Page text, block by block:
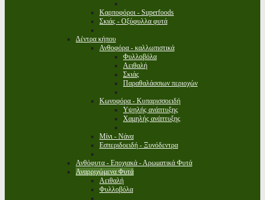
Καρποφόροι - Superfoods
Σκιάς - Οξύφυλλα φυτά
Δέντρα κήπου
Ανθοφόρα - καλλωπιστικά
Φυλλοβόλα
Αειθαλή
Σκιάς
Παραθαλάσσιων περιοχών
Κωνοφόρα - Κυπαρισσοειδή
Υψηλής ανάπτυξης
Χαμηλής ανάπτυξης
Μίνι - Νάνα
Εσπεριδοειδή - Ξυνόδεντρα
Ανθόφυτα - Εποχιακά - Αρωματικά Φυτά
Αναρριχώμενα Φυτά
Αειθαλή
Φυλλοβόλα